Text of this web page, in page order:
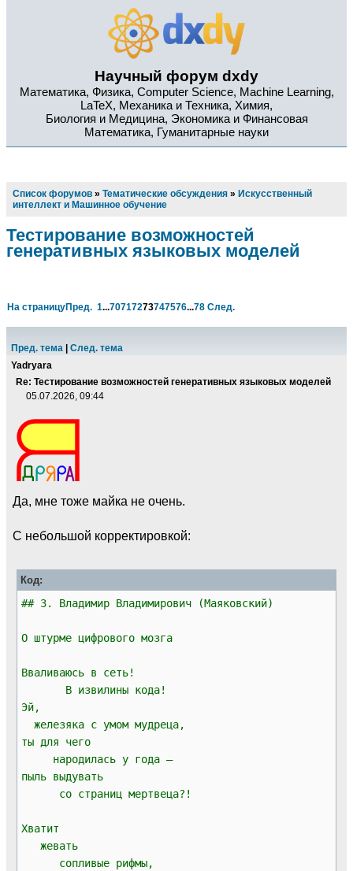
Научный форум dxdy
Математика, Физика, Computer Science, Machine Learning,
LaTeX, Механика и Техника, Химия,
Биология и Медицина, Экономика и Финансовая
Математика, Гуманитарные науки
Список форумов » Тематические обсуждения » Искусственный
интеллект и Машинное обучение
Тестирование возможностей
генеративных языковых моделей
На страницуПред. 1...70717273747576...78 След.
Пред. тема
След. тема
Yadryara
Re: Тестирование возможностей генеративных языковых моделей
05.07.2026, 09:44
Да, мне тоже майка не очень.
С небольшой корректировкой:
Код:
## 3. Владимир Владимирович (Маяковский)
О штурме цифрового мозга
Вваливаюсь в сеть!
В извилины кода!
Эй,
железяка с умом мудреца,
ты для чего
народилась у года —
пыль выдувать
со страниц мертвеца?!
Хватит
жевать
сопливые рифмы,